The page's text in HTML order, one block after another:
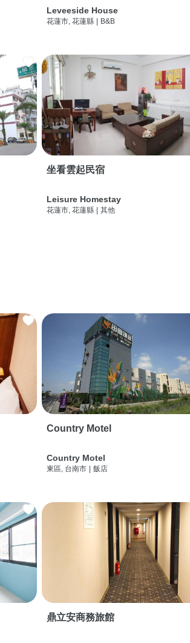
Leveeside House
花蓮市, 花蓮縣 | B&B
坐看雲起民宿
Leisure Homestay
花蓮市, 花蓮縣 其他
Country Motel
Country Motel
東區, 台南市 飯店
鼎立安商務旅館